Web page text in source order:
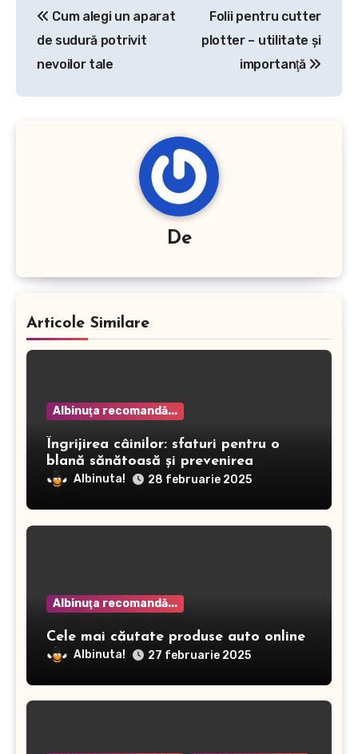
articole
Cum alegi un aparat
de sudură potrivit
nevoilor tale
Folii pentru cutter
plotter – utilitate şi
importanţă
De
Articole Similare
Albinuţa recomandă...
Îngrijirea câinilor: sfaturi pentru o
blană sănătoasă și prevenirea
dermatitei
Albinuta! 28 februarie 2025
Albinuţa recomandă...
Cele mai căutate produse auto online
Albinuta! 27 februarie 2025